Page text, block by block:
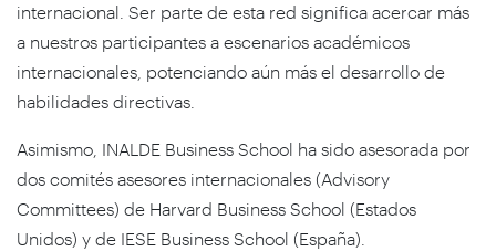
internacional. Ser parte de esta red significa acercar más
a nuestros participantes a escenarios académicos
internacionales, potenciando aún más el desarrollo de
habilidades directivas.
Asimismo, INALDE Business School ha sido asesorada por
dos comités asesores internacionales (Advisory
Committees) de Harvard Business School (Estados
Unidos) y de IESE Business School (España).